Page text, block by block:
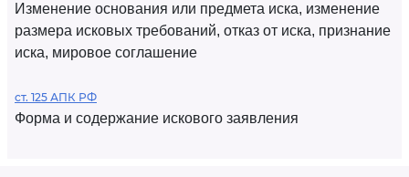
Изменение основания или предмета иска, изменение
размера исковых требований, отказ от иска, признание
иска, мировое соглашение
ст. 125 АПК РФ
Форма и содержание искового заявления